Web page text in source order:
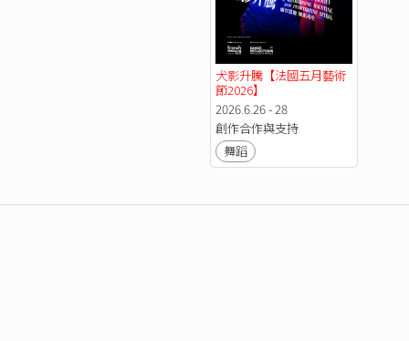
犬影升騰【法國五月藝術
節2026】
2026.6.26 - 28
創作合作與支持
舞蹈